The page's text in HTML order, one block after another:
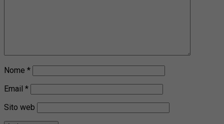
Nome *
Email *
Sito web